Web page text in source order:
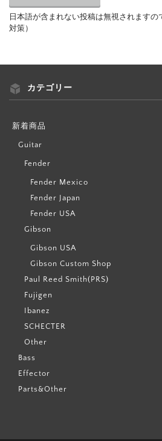
日本語が含まれない投稿は無視されます
対策）
カテゴリー
新着商品
Guitar
Fender
Fender Mexico
Fender Japan
Fender USA
Gibson
Gibson USA
Gibson Custom Shop
Paul Reed Smith(PRS)
Fujigen
Ibanez
SCHECTER
Other
Bass
Effector
Parts&Other